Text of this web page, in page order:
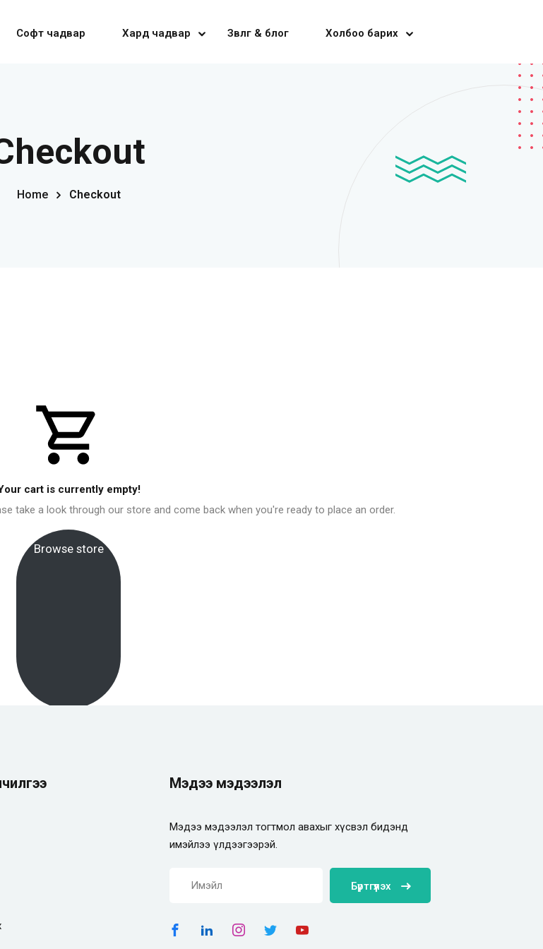
Софт чадвар Хард чадвар Зөвлөгөө & блог Холбоо барих
Home Checkout
cart is currently empty!
take a look through our store and come back when you're ready to place an order.
Browse store
Мэдээ мэдээлэл
Мэдээ мэдээлэл тогтмол авахыг хүсвэл бидэнд
имэйлээ үлдээгээрэй.
Бүртгүүлэх